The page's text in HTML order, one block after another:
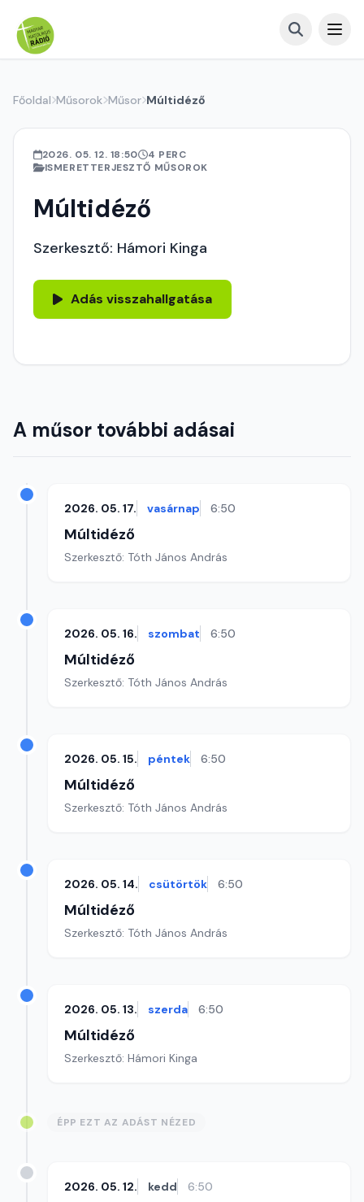
Főoldal Műsorok Műsor Múltidéző
2026. 05. 12. 18:50
4 PERC
ISMERETTERJESZTŐ MŰSOROK
Múltidéző
Szerkesztő: Hámori Kinga
Adás visszahallgatása
A műsor további adásai
2026. 05. 17. vasárnap 6:50
Múltidéző
Szerkesztő: Tóth János András
2026. 05. 16. szombat 6:50
Múltidéző
Szerkesztő: Tóth János András
2026. 05. 15. péntek 6:50
Múltidéző
Szerkesztő: Tóth János András
2026. 05. 14. csütörtök 6:50
Múltidéző
Szerkesztő: Tóth János András
2026. 05. 13. szerda 6:50
Múltidéző
Szerkesztő: Hámori Kinga
ÉPP EZT AZ ADÁST NÉZED
2026. 05. 12. kedd 6:50